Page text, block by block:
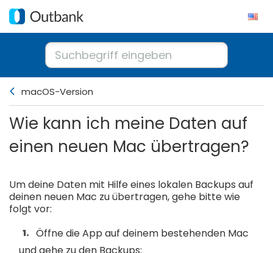
macOS-Version
Wie kann ich meine Daten auf
einen neuen Mac übertragen?
Um deine Daten mit Hilfe eines lokalen Backups auf
deinen neuen Mac zu übertragen, gehe bitte wie
folgt vor:
Öffne die App auf deinem bestehenden Mac